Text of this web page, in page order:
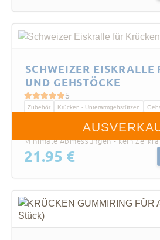
SCHWEIZER EISKRALLE
UND GEHSTÖCKE
5
Zubehör Krücken - Unterarmgehstützen
6 Zacken für mehr Sicherheit
Minimale Abmessungen - kein
21.95 €